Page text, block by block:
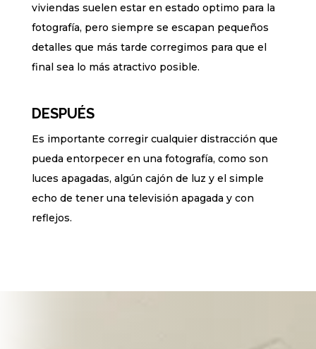
viviendas suelen estar en estado optimo para la
fotografía, pero siempre se escapan pequeños
detalles que más tarde corregimos para que el
final sea lo más atractivo posible.
DESPUÉS
Es importante corregir cualquier distracción que
pueda entorpecer en una fotografía, como son
luces apagadas, algún cajón de luz y el simple
echo de tener una televisión apagada y con
reflejos.